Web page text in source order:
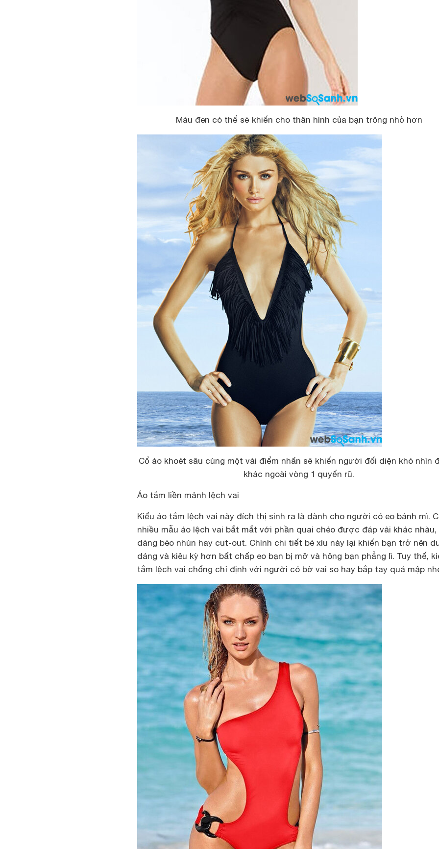
Màu đen có thể sẽ khiến cho thân hình của bạn trông nhỏ hơn
Cổ áo khoét sâu cùng một vài điểm nhấn sẽ khiến người đối diện khó nhìn
khác ngoài vòng 1 quyến rũ.
Áo tắm liền mảnh lệch vai
Kiểu áo tắm lệch vai này đích thị sinh ra là dành cho người có eo bánh mì.
nhiều mẫu áo lệch vai bắt mắt với phần quai chéo được đáp vải khác nhàu,
dáng bèo nhún hay cut-out. Chính chi tiết bé xíu này lại khiến bạn trở nên
dáng và kiêu kỳ hơn bất chấp eo bạn bị mỡ và hông bạn phẳng lì. Tuy thế,
tắm lệch vai chống chỉ định với người có bờ vai so hay bắp tay quá mập